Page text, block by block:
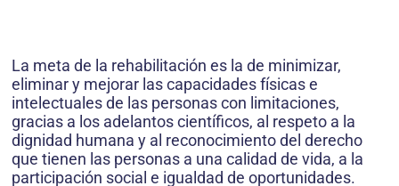
La meta de la rehabilitación es la de minimizar,
eliminar y mejorar las capacidades físicas e
intelectuales de las personas con limitaciones,
gracias a los adelantos científicos, al respeto a la
dignidad humana y al reconocimiento del derecho
que tienen las personas a una calidad de vida, a la
participación social e igualdad de oportunidades.